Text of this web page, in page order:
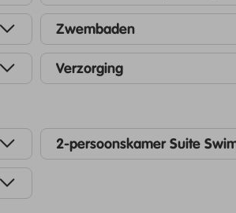
Zwembaden
Verzorging
2-persoonskamer Suite